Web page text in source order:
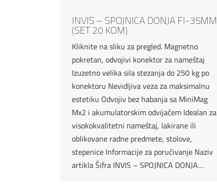
INVIS – SPOJNICA DONJA FI-35MM
(SET 20 KOM)
Kliknite na sliku za pregled. Magnetno
pokretan, odvojivi konektor za nameštaj
Izuzetno velika sila stezanja do 250 kg po
konektoru Nevidljiva veza za maksimalnu
estetiku Odvojiv bez habanja sa MiniMag
Mx2 i akumulatorskim odvijačem Idealan za
visokokvalitetni nameštaj, lakirane ili
oblikovane radne predmete, stolove,
stepenice Informacije za poručivanje Naziv
artikla Šifra INVIS – SPOJNICA DONJA…